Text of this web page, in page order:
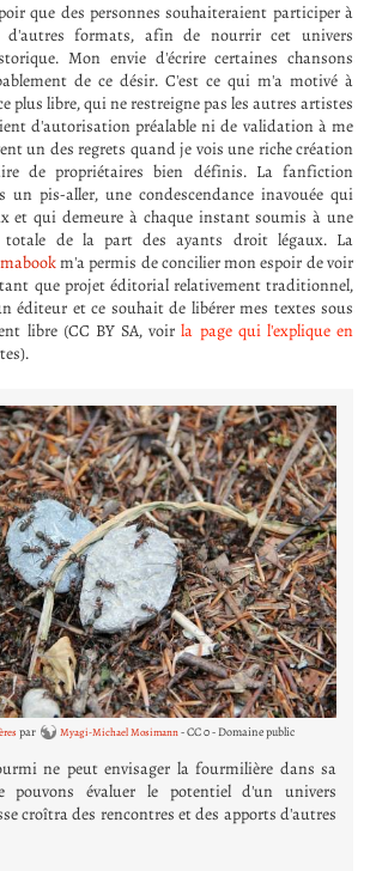
que des personnes souhaiteraient participer à
d'autres formats, afin de nourrir cet univers
Mon envie d'écrire certaines chansons
de ce désir. C'est ce qui m'a motivé à
plus libre, qui ne restreigne pas les autres artistes
d'autorisation préalable ni de validation à me
un des regrets quand je vois une riche création
de propriétaires bien définis. La fanfiction
pis-aller, une condescendance inavouée qui
et qui demeure à chaque instant soumis à une
totale de la part des ayants droit légaux. La
m'a permis de concilier mon espoir de voir
que projet éditorial relativement traditionnel,
éditeur et ce souhait de libérer mes textes sous
libre (CC BY SA, voirla page qui l'explique en
par Myagi-Michael Mosimann- CC 0 - Domaine public
ne peut envisager la fourmilière dans sa
pouvons évaluer le potentiel d'un univers
croîtra des rencontres et des apports d'autres